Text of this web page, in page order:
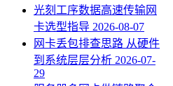
光刻工序数据高速传输网
卡选型指导 2026-08-07
网卡丢包排查思路 从硬件
到系统层层分析 2026-07-
29